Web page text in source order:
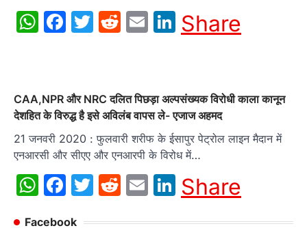
WhatsApp
Facebook
Twitter
Reddit
EmailLinkedIn
Share
CAA,NPR और NRC दलित पिछड़ा अल्पसंख्यक विरोधी काला कानून
देशहित के विरुद्ध है इसे अविलंब वापस ले- एजाज अहमद
21 जनवरी 2020 : फुलवारी शरीफ के ईसापुर पेट्रोल लाइन मैदान में
एनआरसी और सीएए और एनआरपी के विरोध में…
WhatsApp
Facebook
Twitter
Reddit
EmailLinkedIn
Share
Facebook